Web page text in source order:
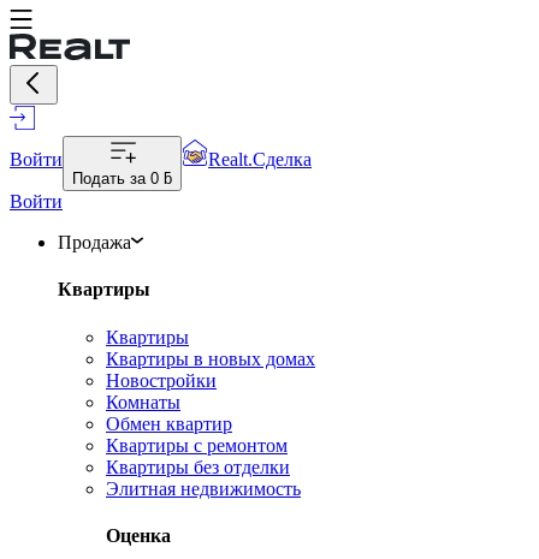
Войти
Подать за 0 ƃ
Realt.Сделка
Войти
Продажа
Квартиры
Квартиры
Квартиры в новых домах
Новостройки
Комнаты
Обмен квартир
Квартиры с ремонтом
Квартиры без отделки
Элитная недвижимость
Оценка